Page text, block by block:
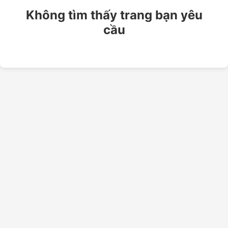
Không tìm thấy trang bạn yêu
cầu